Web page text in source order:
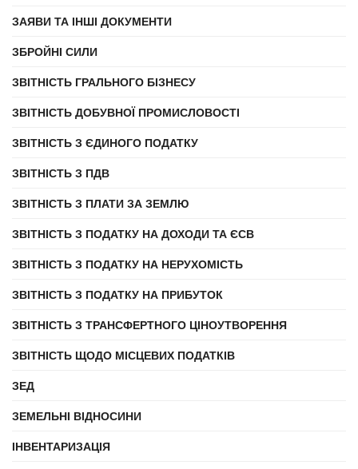
ЗАЯВИ ТА ІНШІ ДОКУМЕНТИ
ЗБРОЙНІ СИЛИ
ЗВІТНІСТЬ ГРАЛЬНОГО БІЗНЕСУ
ЗВІТНІСТЬ ДОБУВНОЇ ПРОМИСЛОВОСТІ
ЗВІТНІСТЬ З ЄДИНОГО ПОДАТКУ
ЗВІТНІСТЬ З ПДВ
ЗВІТНІСТЬ З ПЛАТИ ЗА ЗЕМЛЮ
ЗВІТНІСТЬ З ПОДАТКУ НА ДОХОДИ ТА ЄСВ
ЗВІТНІСТЬ З ПОДАТКУ НА НЕРУХОМІСТЬ
ЗВІТНІСТЬ З ПОДАТКУ НА ПРИБУТОК
ЗВІТНІСТЬ З ТРАНСФЕРТНОГО ЦІНОУТВОРЕННЯ
ЗВІТНІСТЬ ЩОДО МІСЦЕВИХ ПОДАТКІВ
ЗЕД
ЗЕМЕЛЬНІ ВІДНОСИНИ
ІНВЕНТАРИЗАЦІЯ